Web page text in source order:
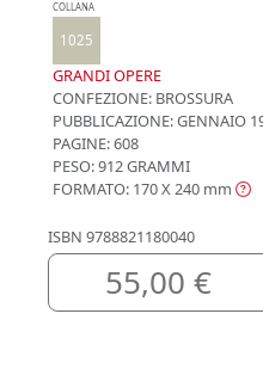
COLLANA
1025
GRANDI OPERE
CONFEZIONE: BROSSURA
PUBBLICAZIONE:GENNAIO
PAGINE: 608
PESO: 912 GRAMMI
FORMATO: 170 X 240 mm
ISBN 9788821180040
55,00 €